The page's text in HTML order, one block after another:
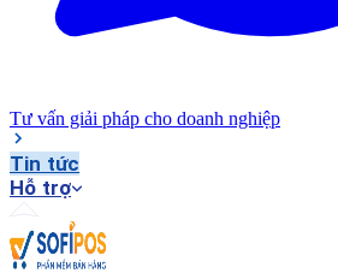
Tư vấn giải pháp cho doanh nghiệp
Tin tức
Hỗ trợ